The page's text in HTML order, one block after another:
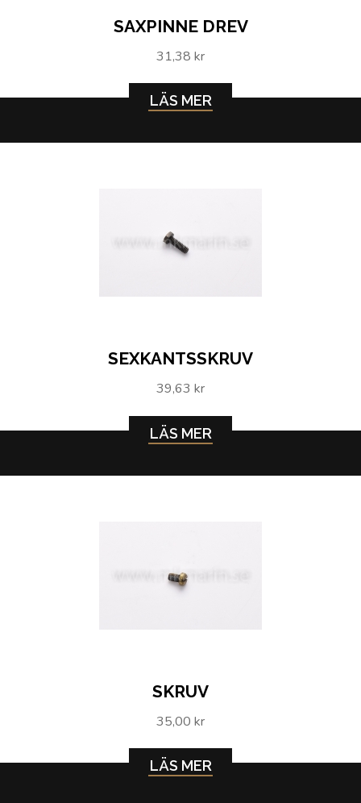
SAXPINNE DREV
31,38 kr
LÄS MER
SEXKANTSSKRUV
39,63 kr
LÄS MER
SKRUV
35,00 kr
LÄS MER